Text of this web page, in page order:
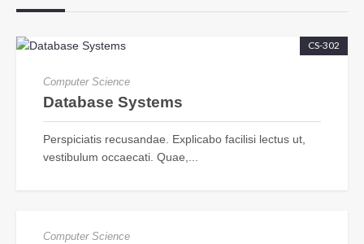
CS-302
Computer Science
Database Systems
Perspiciatis recusandae. Explicabo facilisi lectus ut,
vestibulum occaecati. Quae,...
Computer Science